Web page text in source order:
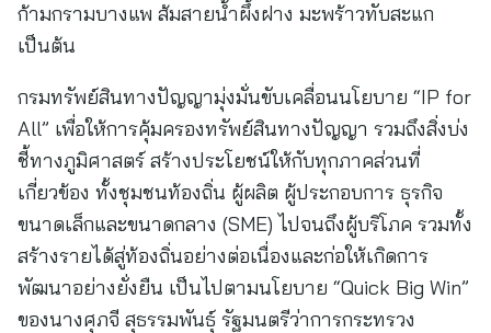
ก้ามกรามบางแพ ส้มสายน้ำผึ้งฝาง มะพร้าวทับสะแก
เป็นต้น
กรมทรัพย์สินทางปัญญามุ่งมั่นขับเคลื่อนนโยบาย “IP for
All” เพื่อให้การคุ้มครองทรัพย์สินทางปัญญา รวมถึงสิ่งบ่ง
ชี้ทางภูมิศาสตร์ สร้างประโยชน์ให้กับทุกภาคส่วนที่
เกี่ยวข้อง ทั้งชุมชนท้องถิ่น ผู้ผลิต ผู้ประกอบการ ธุรกิจ
ขนาดเล็กและขนาดกลาง (SME) ไปจนถึงผู้บริโภค รวมทั้ง
สร้างรายได้สู่ท้องถิ่นอย่างต่อเนื่องและก่อให้เกิดการ
พัฒนาอย่างยั่งยืน เป็นไปตามนโยบาย “Quick Big Win”
ของนางศุภจี สุธรรมพันธุ์ รัฐมนตรีว่าการกระทรวง